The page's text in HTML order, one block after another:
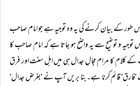
کے بیان کرنے کی یہ وہ توجیہ ہے جو امام صاحب
و توضیح سے یہ واضح ہو جاتا ہے کہ امام صاحب کا
کلام کا مرام مجالِ جدال ہی میں اہل سنت اور فرق
'فارق' قائم کرنا ہے۔بنا بریں آپ نے 'بغرض جدال'